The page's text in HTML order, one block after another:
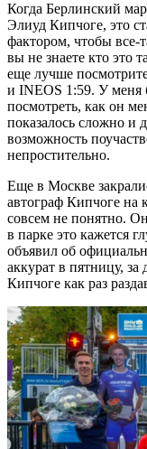
Когда Берлинский
Элиуд Кипчоге, это
фактором, чтобы все-
вы не знаете кто это
еще лучше
и INEOS 1:59. У меня
посмотреть, как он
показалось сложно и
возможность
непростительно.
Еще в Москве
автограф Кипчоге на
совсем не понятно.
в парке это кажется
объявил об
аккурат в пятницу,
Кипчоге как раз